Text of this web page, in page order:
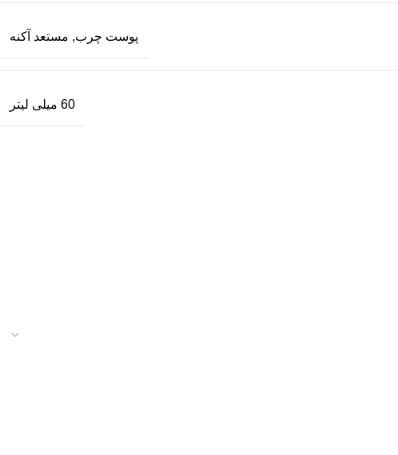
پوست چرب, مستعد آکنه
60 میلی لیتر